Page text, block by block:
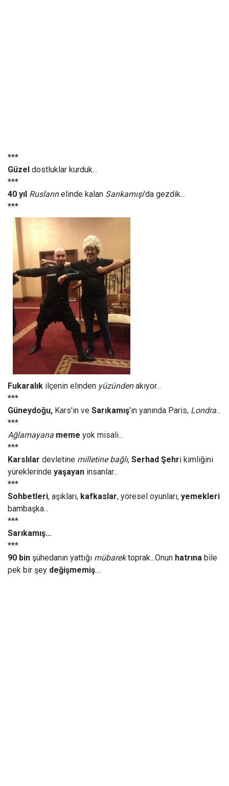
***
Güzel dostluklar kurduk...
***
40 yıl Rusların elinde kalan Sarıkamışı'da gezdik...
***
Fukaralık ilçenin elinden yüzünden akıyor...
***
Güneydoğu, Kars'ın ve Sarıkamış'ın yanında Paris, Londra...
***
Ağlamayana meme yok misali...
***
Karslılar devletine milletine bağlı, Serhad Şehri kimliğini
yüreklerinde yaşayan insanlar...
***
Sohbetleri, aşıkları, kafkaslar, yöresel oyunları, yemekleri
bambaşka...
***
Sarıkamış...
***
90 bin şühedanın yattığı mübarek toprak...Onun hatrına bile
pek bir şey değişmemiş....